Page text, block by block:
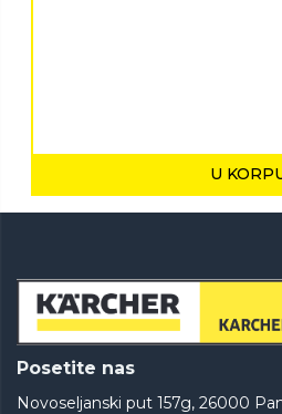
U
Posetite nas
Novoseljanski put 157g, 26000